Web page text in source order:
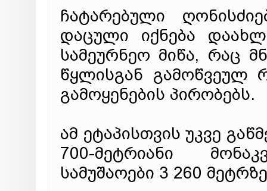
ჩატარებული
დაცული იქნება
სამეურნეო მიწა, რაც
წყლისგან გამოწვეულ
გამოყენების პირობებს.
ამ ეტაპისთვის უკვე
700-მეტრიანი
სამუშაოები 3 260